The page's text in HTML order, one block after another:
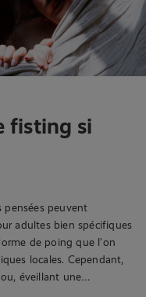
fisting si
pensées peuvent
adultes bien spécifiques
de poing que l’on
locales. Cependant,
éveillant une…